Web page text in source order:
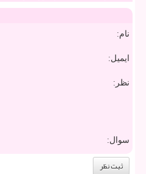
نام:
ایمیل:
نظر:
سوال: